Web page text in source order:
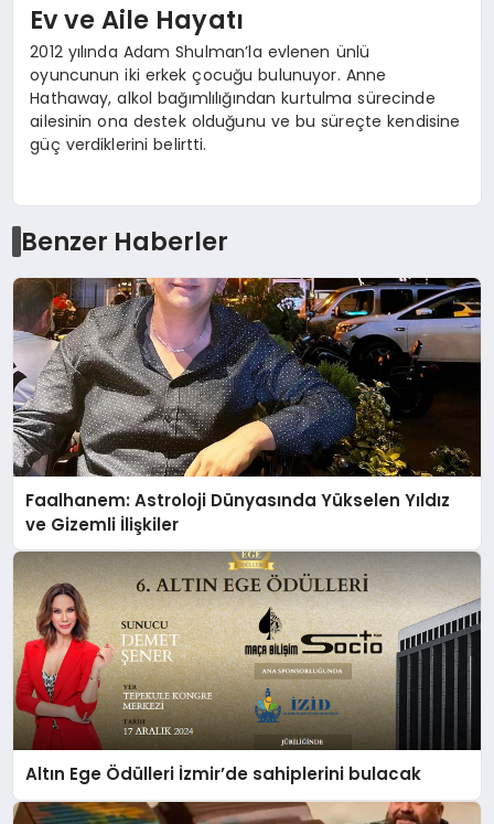
Ev ve Aile Hayatı
2012 yılında Adam Shulman’la evlenen ünlü
oyuncunun iki erkek çocuğu bulunuyor. Anne
Hathaway, alkol bağımlılığından kurtulma sürecinde
ailesinin ona destek olduğunu ve bu süreçte kendisine
güç verdiklerini belirtti.
Benzer Haberler
Faalhanem: Astroloji Dünyasında Yükselen Yıldız
ve Gizemli İlişkiler
Altın Ege Ödülleri İzmir’de sahiplerini bulacak